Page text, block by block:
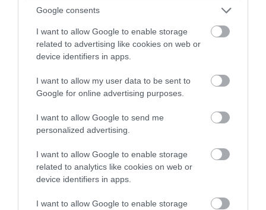
Google consents
I want to allow Google to enable storage
related to advertising like cookies on web or
device identifiers in apps.
I want to allow my user data to be sent to
Google for online advertising purposes.
I want to allow Google to send me
personalized advertising.
I want to allow Google to enable storage
related to analytics like cookies on web or
device identifiers in apps.
I want to allow Google to enable storage
Εύβοια: Τέλος στις παράνομες
χωματερές – Έρχονται πρόστιμα χωρίς
08.08.2026 | 20:20
καταστροφικής πυρκαγιάς – Το
χρονικό της τραγωδίας
Εύβοια: Πότε θα γίνει ο καθιερωμένος
έρανος για το «Στιφάδο της Παναγίας»
08.08.2026 | 19:40